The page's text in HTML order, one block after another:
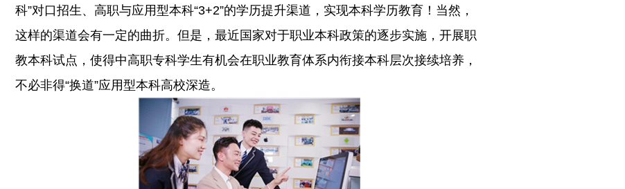
科”对口招生、高职与应用型本科“3+2”的学历提升渠道，实现本科学历教育！当然，
这样的渠道会有一定的曲折。但是，最近国家对于职业本科政策的逐步实施，开展职
教本科试点，使得中高职专科学生有机会在职业教育体系内衔接本科层次接续培养，
不必非得“换道”应用型本科高校深造。